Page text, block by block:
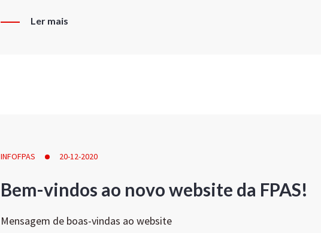
Ler mais
INFOFPAS 20-12-2020
Bem-vindos ao novo website da FPAS!
Mensagem de boas-vindas ao website